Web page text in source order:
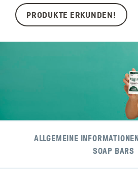
PRODUKTE ERKUNDEN!
ALLGEMEINE INFORMATIONEN
SOAP BARS